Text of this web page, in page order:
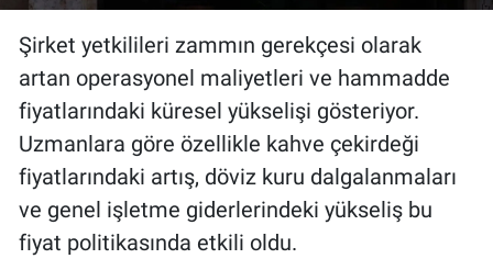
Şirket yetkilileri zammın gerekçesi olarak
artan operasyonel maliyetleri ve hammadde
fiyatlarındaki küresel yükselişi gösteriyor.
Uzmanlara göre özellikle kahve çekirdeği
fiyatlarındaki artış, döviz kuru dalgalanmaları
ve genel işletme giderlerindeki yükseliş bu
fiyat politikasında etkili oldu.